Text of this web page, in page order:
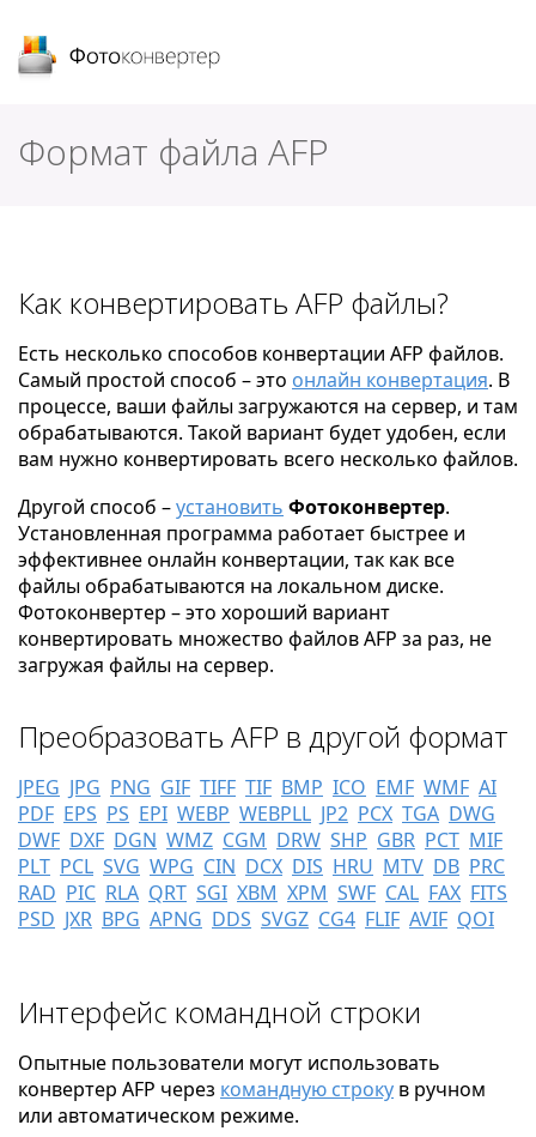
Формат файла AFP
Как конвертировать AFP файлы?
Есть несколько способов конвертации AFP файлов.
Самый простой способ – это онлайн конвертация. В
процессе, ваши файлы загружаются на сервер, и там
обрабатываются. Такой вариант будет удобен, если
вам нужно конвертировать всего несколько файлов.
Другой способ –установить Фотоконвертер.
Установленная программа работает быстрее и
эффективнее онлайн конвертации, так как все
файлы обрабатываются на локальном диске.
Фотоконвертер – это хороший вариант
конвертировать множество файлов AFP за раз, не
загружая файлы на сервер.
Преобразовать AFP в другой формат
JPEG JPG PNG GIF TIFF TIF BMP ICO EMF WMF AI
PDF EPS PS EPI WEBP WEBPLL JP2 PCX TGA DWG
DWF DXF DGN WMZ CGM DRW SHP GBR PCT MIF
PLT PCL SVG WPG CIN DCX DIS HRU MTV DB PRC
RAD PIC RLA QRT SGI XBM XPM SWF CAL FAX FITS
PSD JXR BPG APNG DDS SVGZ CG4 FLIF AVIF QOI
Интерфейс командной строки
Опытные пользователи могут использовать
конвертер AFP через командную строку в ручном
или автоматическом режиме.